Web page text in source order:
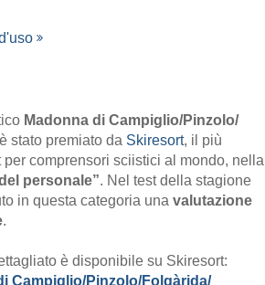
Madonna di Campiglio/​Pinzolo/​
è stato premiato da Skiresort, il più
comprensori sciistici al mondo, nella
personale”. Nel test della stagione
in questa categoria una valutazione
.
è disponibile su Skiresort:
Campiglio/​Pinzolo/​Folgàrida/​